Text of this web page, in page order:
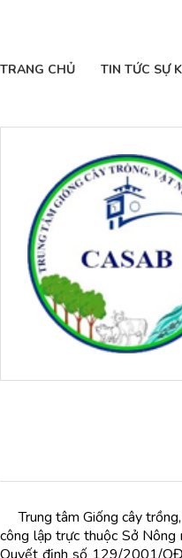
TRANG CHỦ TIN TỨC SỰ
Trung tâm Giống cây
công lập trực thuộc Sở Nông